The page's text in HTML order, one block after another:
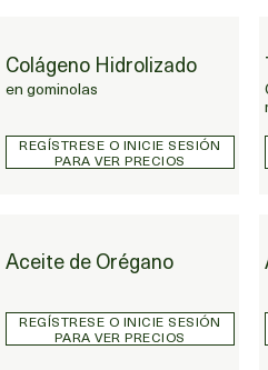
Colágeno Hidrolizado en gominolas
Colágeno Hidrolizado
en gominolas
REGÍSTRESE O INICIE SESIÓN
PARA VER PRECIOS
Aceite de Orégano
REGÍSTRESE O INICIE SESIÓN
PARA VER PRECIOS